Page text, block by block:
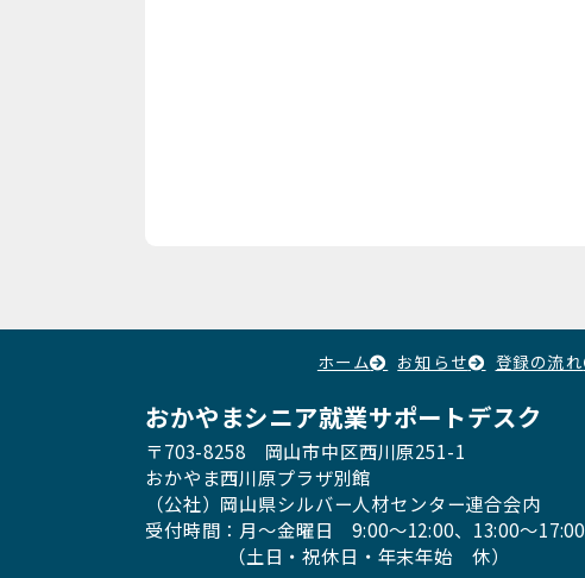
ホーム お知らせ 登録の流れ
おかやまシニア就業サポートデスク
〒703-8258 岡山市中区西川原251-1
おかやま西川原プラザ別館
（公社）岡山県シルバー人材センター連合会内
受付時間：月〜金曜日9:00～12:00、13:00〜17:00
（土日・祝休日・年末年始 休）